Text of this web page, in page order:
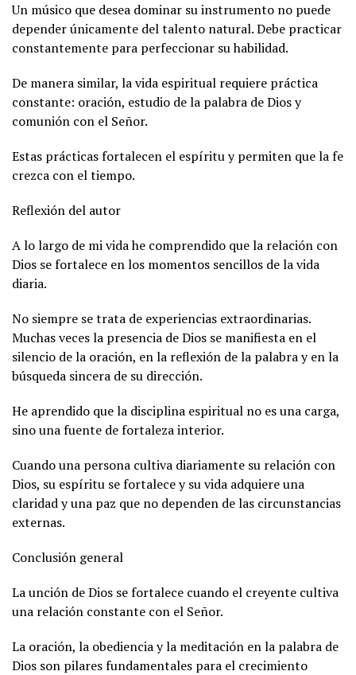
Un músico que desea dominar su instrumento no puede
depender únicamente del talento natural. Debe practicar
constantemente para perfeccionar su habilidad.
De manera similar, la vida espiritual requiere práctica
constante: oración, estudio de la palabra de Dios y
comunión con el Señor.
Estas prácticas fortalecen el espíritu y permiten que la fe
crezca con el tiempo.
Reflexión del autor
A lo largo de mi vida he comprendido que la relación con
Dios se fortalece en los momentos sencillos de la vida
diaria.
No siempre se trata de experiencias extraordinarias.
Muchas veces la presencia de Dios se manifiesta en el
silencio de la oración, en la reflexión de la palabra y en la
búsqueda sincera de su dirección.
He aprendido que la disciplina espiritual no es una carga,
sino una fuente de fortaleza interior.
Cuando una persona cultiva diariamente su relación con
Dios, su espíritu se fortalece y su vida adquiere una
claridad y una paz que no dependen de las circunstancias
externas.
Conclusión general
La unción de Dios se fortalece cuando el creyente cultiva
una relación constante con el Señor.
La oración, la obediencia y la meditación en la palabra de
Dios son pilares fundamentales para el crecimiento